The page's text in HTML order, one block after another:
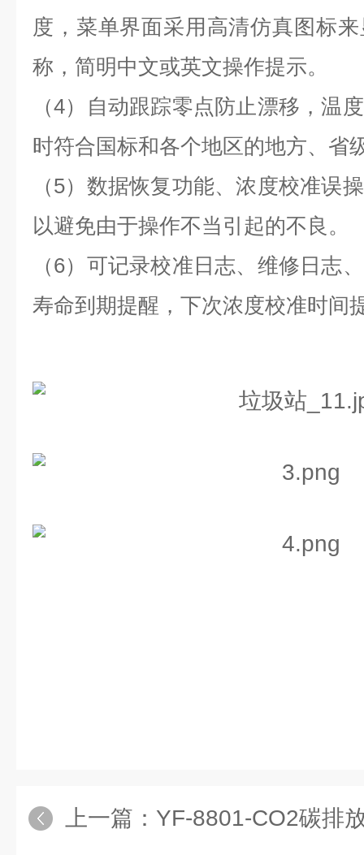
度，菜单界面采用高清仿真图标
称，简明中文或英文操作提示。
（4）自动跟踪零点防止漂移，温
时符合国标和各个地区的地方、省
（5）数据恢复功能、浓度校准误
以避免由于操作不当引起的不良。
（6）可记录校准日志、维修日志
寿命到期提醒，下次浓度校准时间
上一篇： YF-8801-CO2碳排放